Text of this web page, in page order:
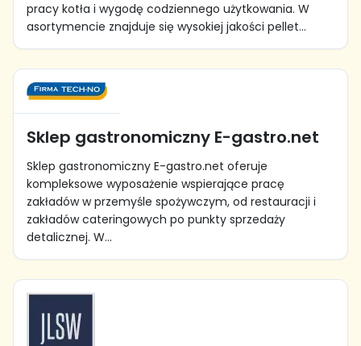
pracy kotła i wygodę codziennego użytkowania. W
asortymencie znajduje się wysokiej jakości pellet...
Sklep gastronomiczny E-gastro.net
Sklep gastronomiczny E-gastro.net oferuje
kompleksowe wyposażenie wspierające pracę
zakładów w przemyśle spożywczym, od restauracji i
zakładów cateringowych po punkty sprzedaży
detalicznej. W...